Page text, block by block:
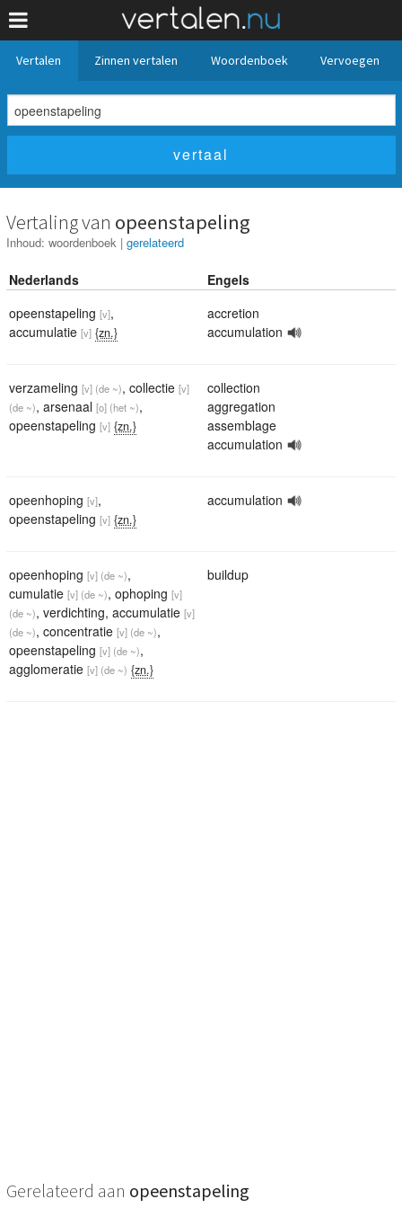
Vertalen Zinnen vertalen Woordenboek Vervoegen
Vertaling van opeenstapeling
Inhoud: woordenboek | gerelateerd
Nederlands
Engels
opeenstapeling [v],
accumulatie [v] {zn.}
accretion
accumulation
verzameling [v] (de ~), collectie [v]
(de ~), arsenaal [o] (het ~),
opeenstapeling [v] {zn.}
collection
aggregation
assemblage
accumulation
opeenhoping [v],
opeenstapeling [v] {zn.}
accumulation
opeenhoping [v] (de ~),
cumulatie [v] (de ~), ophoping [v]
(de ~), verdichting, accumulatie [v]
(de ~), concentratie [v] (de ~),
opeenstapeling [v] (de ~),
agglomeratie [v] (de ~) {zn.}
buildup
Gerelateerd aan opeenstapeling